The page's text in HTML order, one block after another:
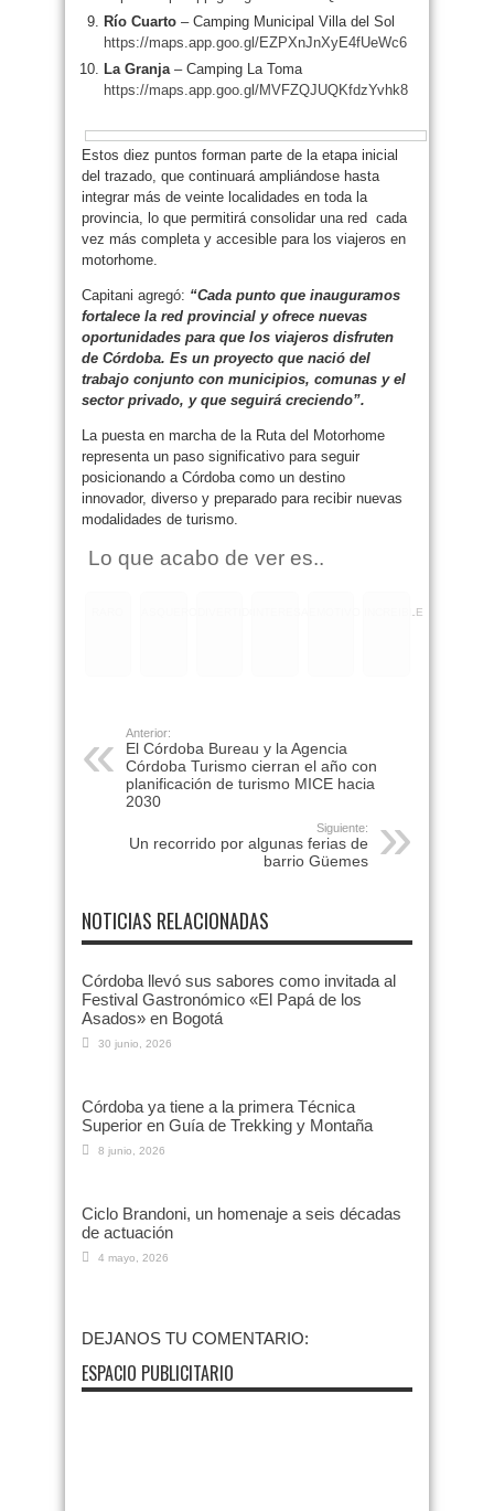
Río Cuarto – Camping Municipal Villa del Sol
https://maps.app.goo.gl/EZPXnJnXyE4fUeWc6
La Granja– Camping La Toma
https://maps.app.goo.gl/MVFZQJUQKfdzYvhk8
Estos diez puntos forman parte de la etapa inicial
del trazado, que continuará ampliándose hasta
integrar más de veinte localidades en toda la
provincia, lo que permitirá consolidar una red cada
vez más completa y accesible para los viajeros en
motorhome.
Capitani agregó: “Cada punto que inauguramos
fortalece la red provincial y ofrece nuevas
oportunidades para que los viajeros disfruten
de Córdoba. Es un proyecto que nació del
trabajo conjunto con municipios, comunas y el
sector privado, y que seguirá creciendo”.
La puesta en marcha de la Ruta del Motorhome
representa un paso significativo para seguir
posicionando a Córdoba como un destino
innovador, diverso y preparado para recibir nuevas
modalidades de turismo.
Lo que acabo de ver es..
INCREIBLE
Anterior:
El Córdoba Bureau y la Agencia
Córdoba Turismo cierran el año con
planificación de turismo MICE hacia
2030
Siguiente:
Un recorrido por algunas ferias de
barrio Güemes
NOTICIAS RELACIONADAS
Córdoba llevó sus sabores como invitada al
Festival Gastronómico «El Papá de los
Asados» en Bogotá
30 junio, 2026
Córdoba ya tiene a la primera Técnica
Superior en Guía de Trekking y Montaña
8 junio, 2026
Ciclo Brandoni, un homenaje a seis décadas
de actuación
4 mayo, 2026
DEJANOS TU COMENTARIO:
ESPACIO PUBLICITARIO